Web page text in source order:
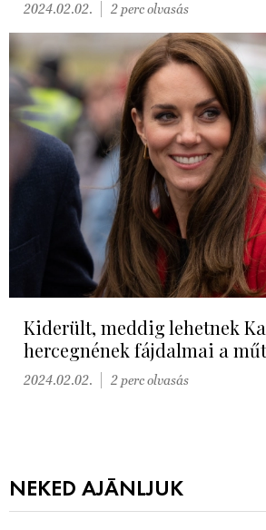
2024.02.02. 2 perc olvasás
Kiderült, meddig lehetnek
hercegnének fájdalmai a
2024.02.02. 2 perc olvasás
NEKED AJÁNLJUK